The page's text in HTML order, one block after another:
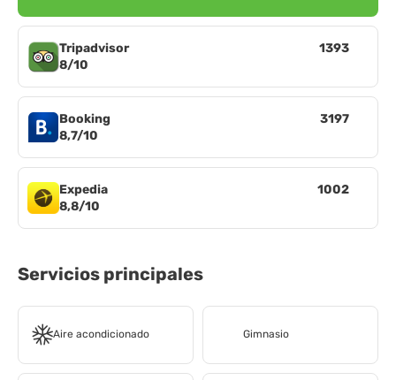
Tripadvisor
8/10
1393
Booking
8,7/10
3197
Expedia
8,8/10
1002
Servicios principales
Aire acondicionado Gimnasio